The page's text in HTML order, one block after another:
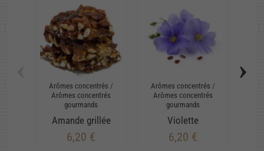
Arômes concentrés /
Arômes concentrés
gourmands
Amande grillée
6,20 €
Arômes concentrés /
Arômes concentrés
gourmands
Violette
6,20 €
›